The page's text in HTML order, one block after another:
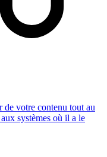
de votre contenu tout au
systèmes où il a le